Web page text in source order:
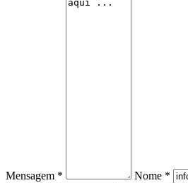
Mensagem *
Nome *